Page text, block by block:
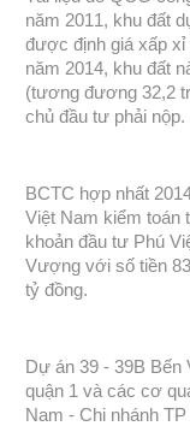
năm 2011, khu đất
được định giá xấp xỉ
năm 2014, khu đất
(tương đương 32,2
chủ đầu tư phải nộp.
BCTC hợp nhất
Việt Nam kiểm toán
khoản đầu tư Phú
Vượng với số tiền
tỷ đồng.
Dự án 39 - 39B
quận 1 và các cơ
Nam - Chi nhánh